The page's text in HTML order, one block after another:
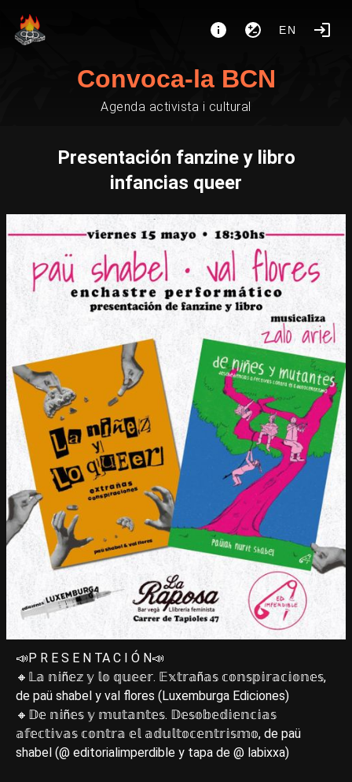
EN
Convoca-la BCN
Agenda activista i cultural
Presentación fanzine y libro
infancias queer
📣P R E S E N TA C I Ó N📣
🔸𝕃𝕒 𝕟𝕚ñ𝕖𝕫 𝕪 𝕝𝕠 𝕢𝕦𝕖𝕖𝕣. 𝔼𝕩𝕥𝕣𝕒ñ𝕒𝕤 𝕔𝕠𝕟𝕤𝕡𝕚𝕣𝕒𝕔𝕚𝕠𝕟𝕖𝕤,
de paü shabel y val flores (Luxemburga Ediciones)
🔸𝔻𝕖 𝕟𝕚ñ𝕖𝕤 𝕪 𝕞𝕦𝕥𝕒𝕟𝕥𝕖𝕤. 𝔻𝕖𝕤𝕠𝕓𝕖𝕕𝕚𝕖𝕟𝕔𝕚𝕒𝕤
𝕒𝕗𝕖𝕔𝕥𝕚𝕧𝕒𝕤 𝕔𝕠𝕟𝕥𝕣𝕒 𝕖𝕝 𝕒𝕕𝕦𝕝𝕥𝕠𝕔𝕖𝕟𝕥𝕣𝕚𝕤𝕞𝕠, de paü
shabel (@ editorialimperdible y tapa de @ labixxa)